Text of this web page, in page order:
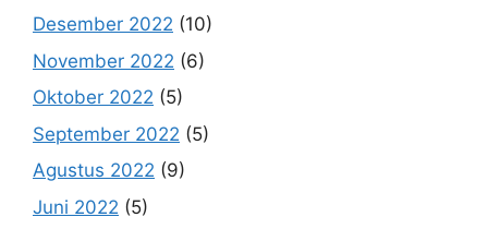
Desember 2022 (10)
November 2022 (6)
Oktober 2022 (5)
September 2022 (5)
Agustus 2022 (9)
Juni 2022 (5)